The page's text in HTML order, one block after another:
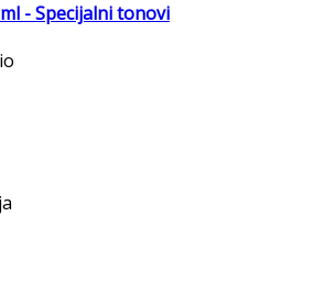
- Specijalni tonovi